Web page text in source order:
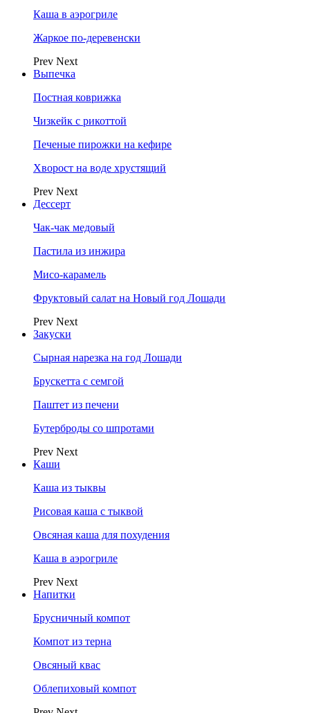
Каша в аэрогриле
Жаркое по-деревенски
Prev Next
Выпечка
Постная коврижка
Чизкейк с рикоттой
Печеные пирожки на кефире
Хворост на воде хрустящий
Prev Next
Дессерт
Чак-чак медовый
Пастила из инжира
Мисо-карамель
Фруктовый салат на Новый год Лошади
Prev Next
Закуски
Сырная нарезка на год Лошади
Брускетта с семгой
Паштет из печени
Бутерброды со шпротами
Prev Next
Каши
Каша из тыквы
Рисовая каша с тыквой
Овсяная каша для похудения
Каша в аэрогриле
Prev Next
Напитки
Брусничный компот
Компот из терна
Овсяный квас
Облепиховый компот